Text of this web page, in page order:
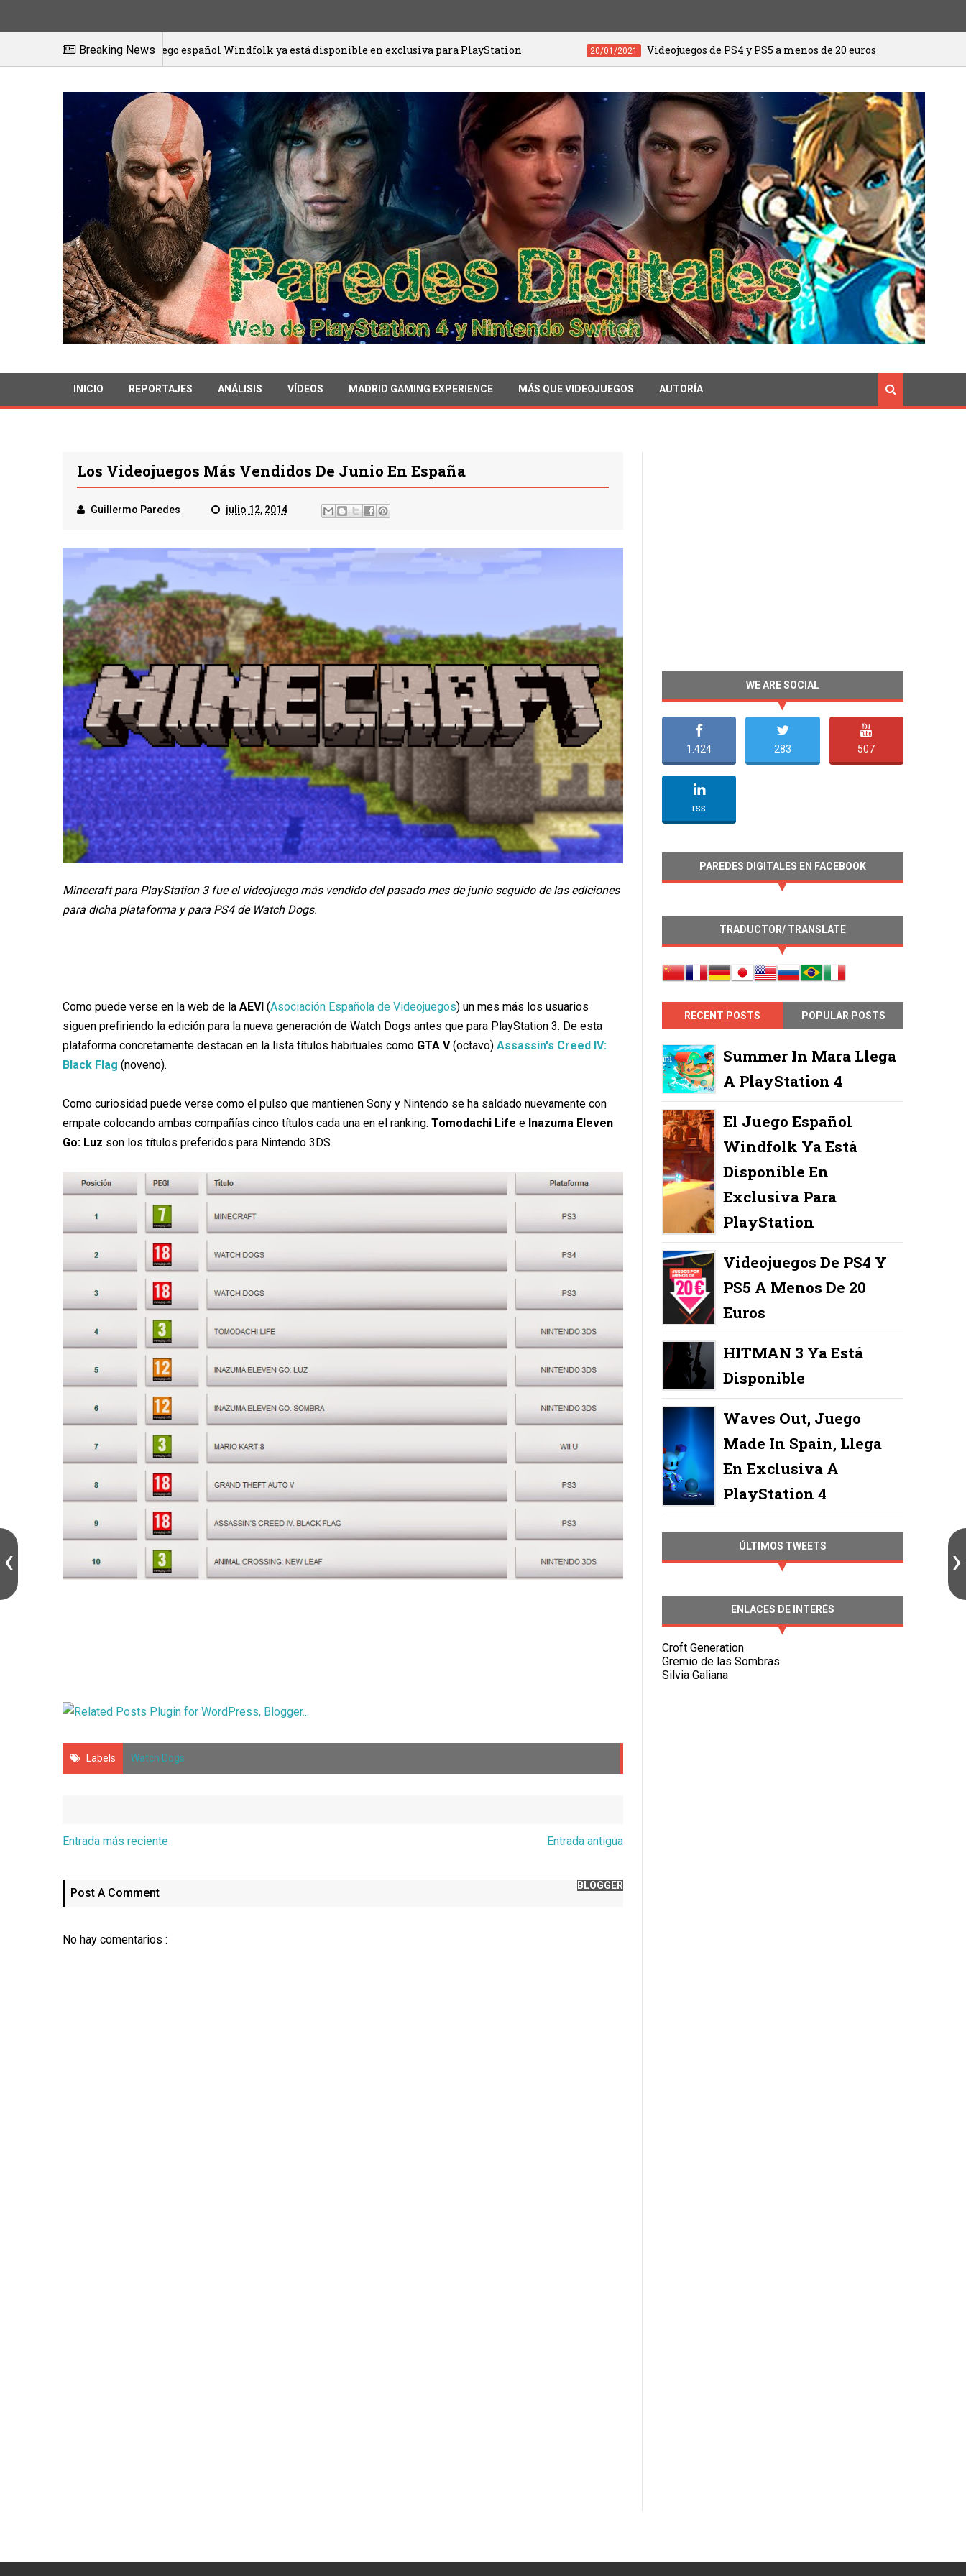
Breaking News
El juego español Windfolk ya está disponible en exclusiva para PlayStation 20/01/2021 Videojuegos de PS4 y PS5 a menos de 20 euros 20/01/2021
INICIO REPORTAJES ANÁLISIS VÍDEOS MADRID GAMING EXPERIENCE MÁS QUE VIDEOJUEGOS AUTORÍA
Los Videojuegos Más Vendidos De Junio En España
Guillermo Paredes julio 12, 2014
Minecraft para PlayStation 3 fue el videojuego más vendido del pasado mes de junio seguido de las ediciones
para dicha plataforma y para PS4 de Watch Dogs.
Como puede verse en la web de la AEVI (Asociación Española de Videojuegos) un mes más los usuarios
siguen prefiriendo la edición para la nueva generación de Watch Dogs antes que para PlayStation 3. De esta
plataforma concretamente destacan en la lista títulos habituales como GTA V(octavo) Assassin's Creed IV:
Black Flag (noveno).
Como curiosidad puede verse como el pulso que mantienen Sony y Nintendo se ha saldado nuevamente con
empate colocando ambas compañías cinco títulos cada una en el ranking. Tomodachi Life e Inazuma Eleven
Go: Luz son los títulos preferidos para Nintendo 3DS.
Labels Watch Dogs
Entrada más reciente Entrada antigua
Post A Comment
BLOGGER
No hay comentarios :
WE ARE SOCIAL
1.424 283 507
rss
PAREDES DIGITALES EN FACEBOOK
TRADUCTOR/ TRANSLATE
RECENT POSTS POPULAR POSTS
Summer In Mara Llega
A PlayStation 4
El Juego Español
Windfolk Ya Está
Disponible En
Exclusiva Para
PlayStation
Videojuegos De PS4 Y
PS5 A Menos De 20
Euros
HITMAN 3 Ya Está
Disponible
Waves Out, Juego
Made In Spain, Llega
En Exclusiva A
PlayStation 4
ÚLTIMOS TWEETS
ENLACES DE INTERÉS
Croft Generation
Gremio de las Sombras
Silvia Galiana